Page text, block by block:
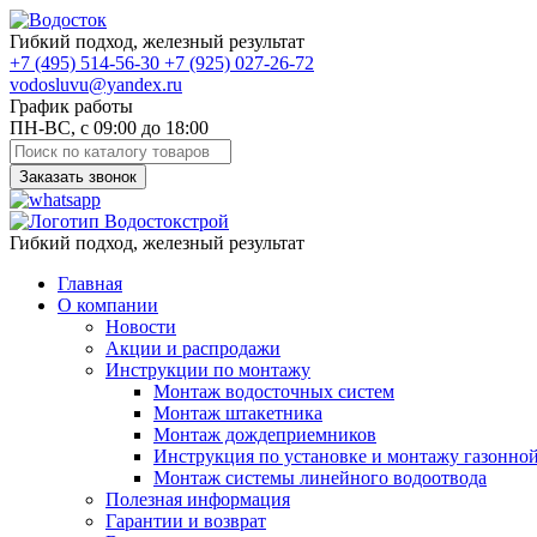
Гибкий подход, железный результат
+7 (495) 514-56-30 +7 (925) 027-26-72
vodosluvu@yandex.ru
График работы
ПН-ВС, с 09:00 до 18:00
Заказать звонок
Гибкий подход, железный результат
Главная
О компании
Новости
Акции и распродажи
Инструкции по монтажу
Монтаж водосточных систем
Монтаж штакетника
Монтаж дождеприемников
Инструкция по установке и монтажу
Монтаж системы линейного водоотвода
Полезная информация
Гарантии и возврат